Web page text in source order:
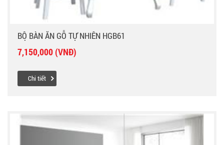
BỘ BÀN ĂN GỖ TỰ NHIÊN HGB61
7,150,000 (VNĐ)
Chi tiết